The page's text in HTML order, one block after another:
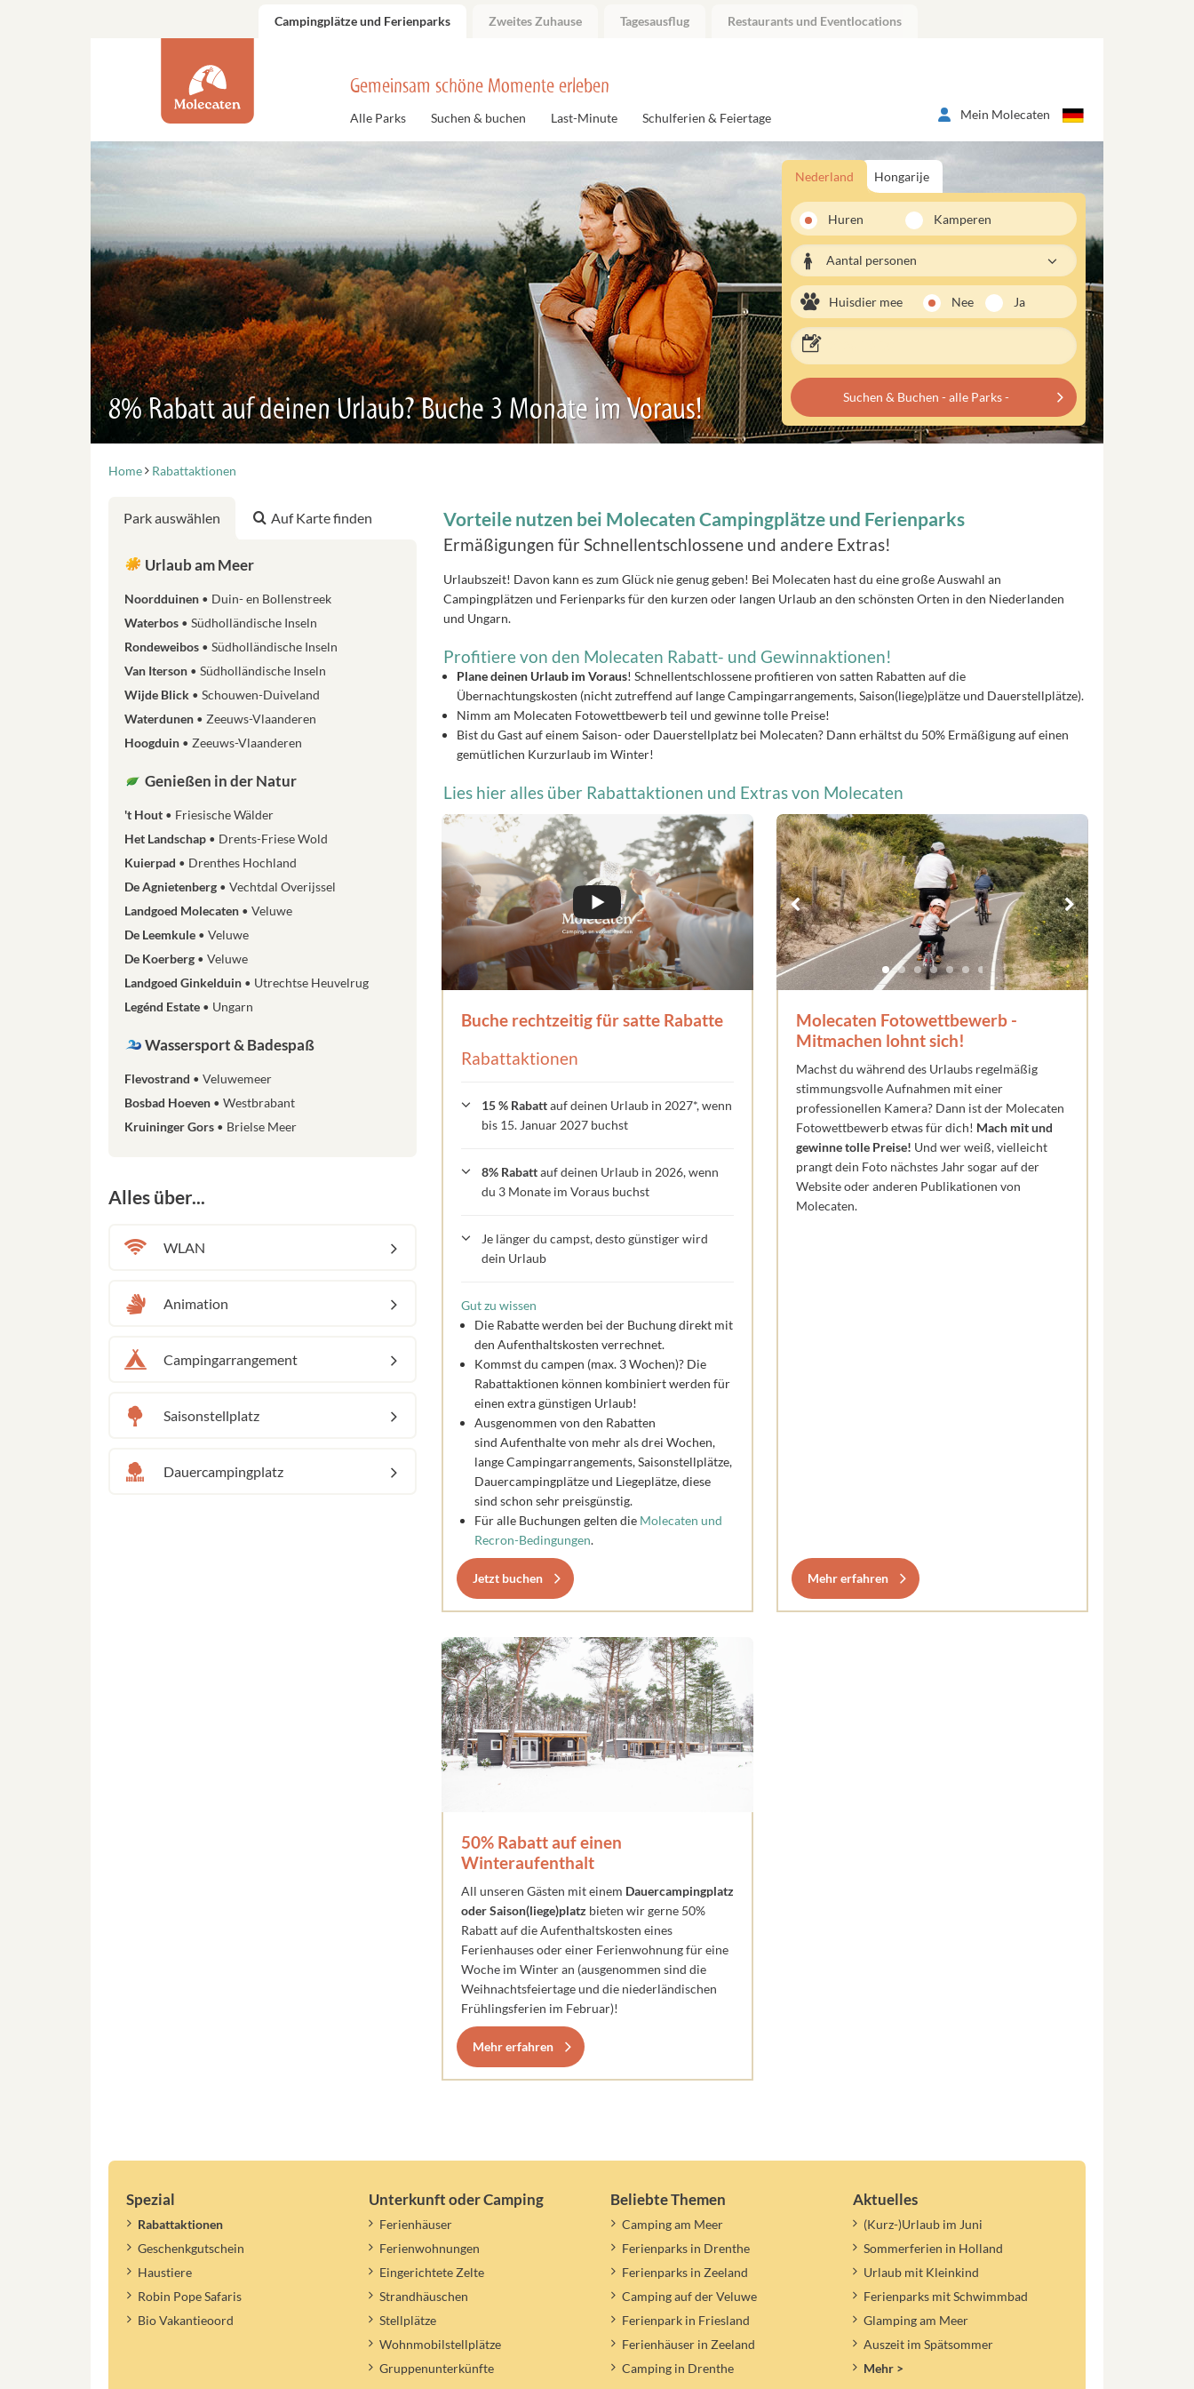
Campingplätze und Ferienparks Zweites Zuhause Tagesausflug Restaurants und Eventlocations
Gemeinsam schöne Momente erleben
Alle Parks Suchen & buchen Last-Minute Schulferien & Feiertage Mein Molecaten
8% Rabatt auf deinen Urlaub? Buche 3 Monate im Voraus!
Nederland Hongarije
Huren Kamperen
Aantal personen
Huisdier mee Nee Ja
Suchen & Buchen - alle Parks -
Home Rabattaktionen
Vorteile nutzen bei Molecaten Campingplätze und Ferienparks
Ermäßigungen für Schnellentschlossene und andere Extras!
Urlaubszeit! Davon kann es zum Glück nie genug geben! Bei Molecaten hast du eine große Auswahl an
Campingplätzen und Ferienparks für den kurzen oder langen Urlaub an den schönsten Orten in den Niederlanden
und Ungarn.
Profitiere von den Molecaten Rabatt- und Gewinnaktionen!
Plane deinen Urlaub im Voraus! Schnellentschlossene profitieren von satten Rabatten auf die
Übernachtungskosten (nicht zutreffend auf lange Campingarrangements, Saison(liege)plätze und Dauerstellplätze).
Nimm am Molecaten Fotowettbewerb teil und gewinne tolle Preise!
Bist du Gast auf einem Saison- oder Dauerstellplatz bei Molecaten? Dann erhältst du 50% Ermäßigung auf einen
gemütlichen Kurzurlaub im Winter!
Lies hier alles über Rabattaktionen und Extras von Molecaten
Buche rechtzeitig für satte Rabatte
Rabattaktionen
15 % Rabattauf deinen Urlaub in 2027*, wenn
bis 15. Januar 2027 buchst
8% Rabattauf deinen Urlaub in 2026, wenn
du 3 Monate im Voraus buchst
Je länger du campst, desto günstiger wird
dein Urlaub
Gut zu wissen
Die Rabatte werden bei der Buchung direkt mit
den Aufenthaltskosten verrechnet.
Kommst du campen (max. 3 Wochen)? Die
Rabattaktionen können kombiniert werden für
einen extra günstigen Urlaub!
Ausgenommen von den Rabatten
sind Aufenthalte von mehr als drei Wochen,
lange Campingarrangements, Saisonstellplätze,
Dauercampingplätze und Liegeplätze, diese
sind schon sehr preisgünstig.
Für alle Buchungen gelten die Molecaten und
Recron-Bedingungen.
Jetzt buchen
Molecaten Fotowettbewerb -
Mitmachen lohnt sich!
Machst du während des Urlaubs regelmäßig
stimmungsvolle Aufnahmen mit einer
professionellen Kamera? Dann ist der Molecaten
Fotowettbewerb etwas für dich! Mach mit und
gewinne tolle Preise! Und wer weiß, vielleicht
prangt dein Foto nächstes Jahr sogar auf der
Website oder anderen Publikationen von
Molecaten.
Mehr erfahren
50% Rabatt auf einen
Winteraufenthalt
All unseren Gästen mit einem Dauercampingplatz
oder Saison(liege)platz bieten wir gerne 50%
Rabatt auf die Aufenthaltskosten eines
Ferienhauses oder einer Ferienwohnung für eine
Woche im Winter an (ausgenommen sind die
Weihnachtsfeiertage und die niederländischen
Frühlingsferien im Februar)!
Mehr erfahren
Park auswählen Auf Karte finden
Urlaub am Meer
Noordduinen
Duin- en Bollenstreek
Waterbos
Südholländische Inseln
Rondeweibos
Südholländische Inseln
Van Iterson
Südholländische Inseln
Wijde Blick
Schouwen-Duiveland
Waterdunen
Zeeuws-Vlaanderen
Hoogduin
Zeeuws-Vlaanderen
Genießen in der Natur
't Hout
Friesische Wälder
Het Landschap
Drents-Friese Wold
Kuierpad
Drenthes Hochland
De Agnietenberg
Vechtdal Overijssel
Landgoed Molecaten
Veluwe
De Leemkule
Veluwe
De Koerberg
Veluwe
Landgoed Ginkelduin
Utrechtse Heuvelrug
Legénd Estate
Ungarn
Wassersport & Badespaß
Flevostrand
Veluwemeer
Bosbad Hoeven
Westbrabant
Kruininger Gors
Brielse Meer
Alles über...
WLAN
Animation
Campingarrangement
Saisonstellplatz
Dauercampingplatz
Spezial
Rabattaktionen
Geschenkgutschein
Haustiere
Robin Pope Safaris
Bio Vakantieoord
Unterkunft oder Camping
Ferienhäuser
Ferienwohnungen
Eingerichtete Zelte
Strandhäuschen
Stellplätze
Wohnmobilstellplätze
Gruppenunterkünfte
Beliebte Themen
Camping am Meer
Ferienparks in Drenthe
Ferienparks in Zeeland
Camping auf der Veluwe
Ferienpark in Friesland
Ferienhäuser in Zeeland
Camping in Drenthe
Aktuelles
(Kurz-)Urlaub im Juni
Sommerferien in Holland
Urlaub mit Kleinkind
Ferienparks mit Schwimmbad
Glamping am Meer
Auszeit im Spätsommer
Mehr >